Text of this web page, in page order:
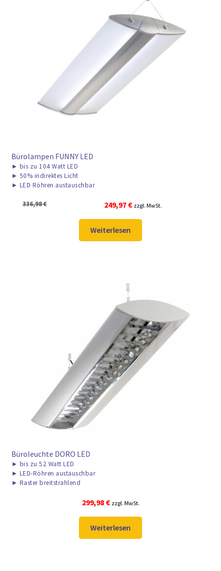
Bürolampen FUNNY LED
► bis zu 104 Watt LED
► 50% indirektes Licht
► LED Röhren austauschbar
336,98€
Ursprünglicher
Preis
war:
336,98 €
249,97 €Aktueller
Preis
249,97 €.
zzgl. MwSt.
Weiterlesen
Büroleuchte DORO LED
► bis zu 52 Watt LED
► LED-Röhren austauschbar
► Raster breitstrahlend
299,98 € zzgl. MwSt.
Weiterlesen